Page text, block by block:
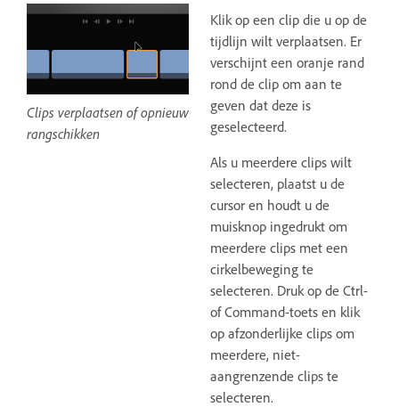
Clips verplaatsen of opnieuw
rangschikken
Klik op een clip die u op de
tijdlijn wilt verplaatsen. Er
verschijnt een oranje rand
rond de clip om aan te
geven dat deze is
geselecteerd.
Als u meerdere clips wilt
selecteren, plaatst u de
cursor en houdt u de
muisknop ingedrukt om
meerdere clips met een
cirkelbeweging te
selecteren. Druk op de Ctrl-
of Command-toets en klik
op afzonderlijke clips om
meerdere, niet-
aangrenzende clips te
selecteren.